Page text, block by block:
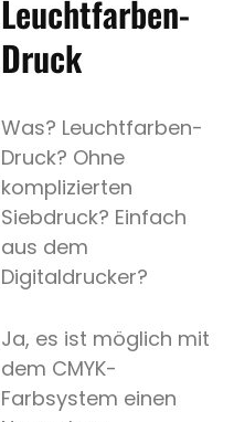
Leuchtfarben-
Druck
Was? Leuchtfarben-
Druck? Ohne
komplizierten
Siebdruck? Einfach
aus dem
Digitaldrucker?
Ja, es ist möglich mit
dem CMYK-
Farbsystem einen